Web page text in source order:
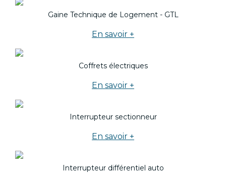
Gaine Technique de Logement - GTL
En savoir +
Coffrets électriques
En savoir +
Interrupteur sectionneur
En savoir +
Interrupteur différentiel auto